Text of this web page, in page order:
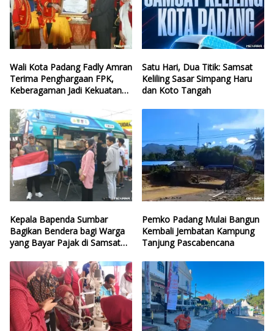
Wali Kota Padang Fadly Amran
Terima Penghargaan FPK,
Keberagaman Jadi Kekuatan
Satu Hari, Dua Titik: Samsat
Keliling Sasar Simpang Haru
dan Koto Tangah
Kepala Bapenda Sumbar
Bagikan Bendera bagi Warga
yang Bayar Pajak di Samsat
Pemko Padang Mulai Bangun
Kembali Jembatan Kampung
Tanjung Pascabencana